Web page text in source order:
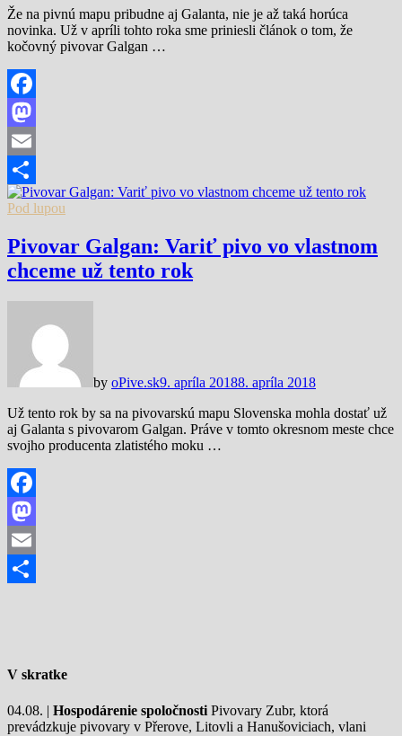
Že na pivnú mapu pribudne aj Galanta, nie je až taká horúca
novinka. Už v apríli tohto roka sme priniesli článok o tom, že
kočovný pivovar Galgan …
Facebook
Mastodon
Email
Share
Pod lupou
Pivovar Galgan: Variť pivo vo vlastnom
chceme už tento rok
by oPive.sk9. apríla 20188. apríla 2018
Už tento rok by sa na pivovarskú mapu Slovenska mohla dostať už
aj Galanta s pivovarom Galgan. Práve v tomto okresnom meste chce
svojho producenta zlatistého moku …
Facebook
Mastodon
Email
V skratke
04.08. | Hospodárenie spoločnosti Pivovary Zubr, ktorá
prevádzkuje pivovary v Přerove, Litovli a Hanušoviciach, vlani